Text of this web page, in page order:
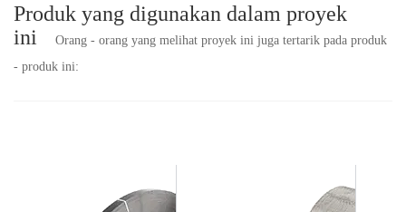
Produk yang digunakan dalam proyek
ini
Orang - orang yang melihat proyek ini juga tertarik pada produk
- produk ini: